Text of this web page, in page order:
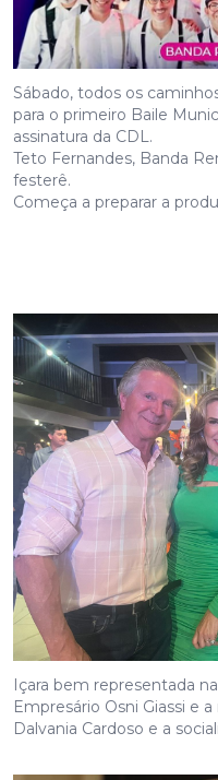
Sábado, todos os
para o primeiro Baile
assinatura da CDL.
Teto Fernandes, Banda
festerê.
Começa a preparar a
Içara bem representada
Empresário Osni Giassi e
Dalvania Cardoso e a